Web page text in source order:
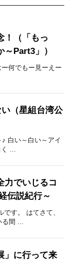
！（「もっ
Part3」）
何でもー見ーえー
（星組台湾公
白い～白い～アイ
...
力でいじるコ
伝説紀行～
す。 はてさて、
る間 ...
」に行って来